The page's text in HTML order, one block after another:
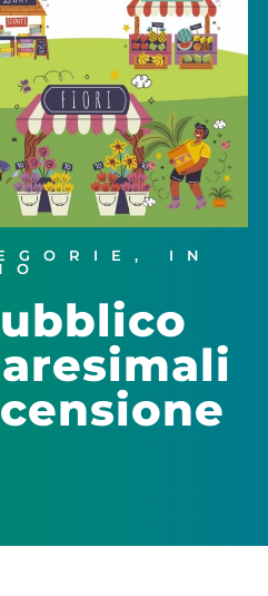
, IN